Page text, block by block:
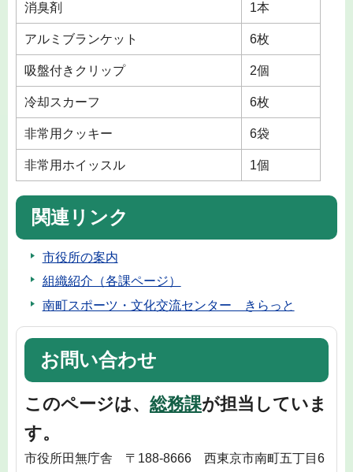
消臭剤 1本
アルミブランケット 6枚
吸盤付きクリップ 2個
冷却スカーフ 6枚
非常用クッキー 6袋
非常用ホイッスル 1個
関連リンク
市役所の案内
組織紹介（各課ページ）
南町スポーツ・文化交流センター きらっと
お問い合わせ
このページは、 総務課が担当していま
す。
市役所田無庁舎 〒188-8666 西東京市南町五丁目6